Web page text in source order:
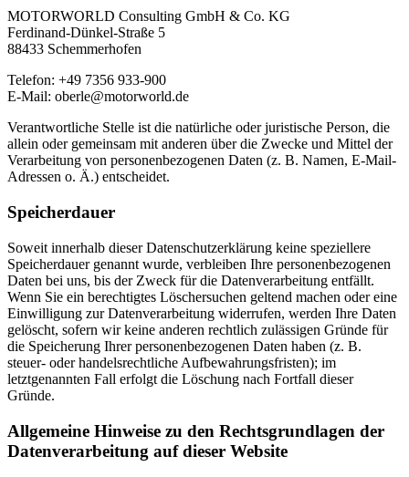
MOTORWORLD Consulting GmbH & Co. KG
Ferdinand-Dünkel-Straße 5
88433 Schemmerhofen
Telefon: +49 7356 933-900
E-Mail: oberle@motorworld.de
Verantwortliche Stelle ist die natürliche oder juristische Person, die
allein oder gemeinsam mit anderen über die Zwecke und Mittel der
Verarbeitung von personenbezogenen Daten (z. B. Namen, E-Mail-
Adressen o. Ä.) entscheidet.
Speicherdauer
Soweit innerhalb dieser Datenschutzerklärung keine speziellere
Speicherdauer genannt wurde, verbleiben Ihre personenbezogenen
Daten bei uns, bis der Zweck für die Datenverarbeitung entfällt.
Wenn Sie ein berechtigtes Löschersuchen geltend machen oder eine
Einwilligung zur Datenverarbeitung widerrufen, werden Ihre Daten
gelöscht, sofern wir keine anderen rechtlich zulässigen Gründe für
die Speicherung Ihrer personenbezogenen Daten haben (z. B.
steuer- oder handelsrechtliche Aufbewahrungsfristen); im
letztgenannten Fall erfolgt die Löschung nach Fortfall dieser
Gründe.
Allgemeine Hinweise zu den Rechtsgrundlagen der
Datenverarbeitung auf dieser Website